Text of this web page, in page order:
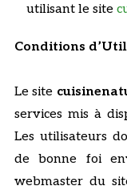
utilisant le site
Conditions
Le site
services mis à
Les utilisateurs
de bonne foi
webmaster du